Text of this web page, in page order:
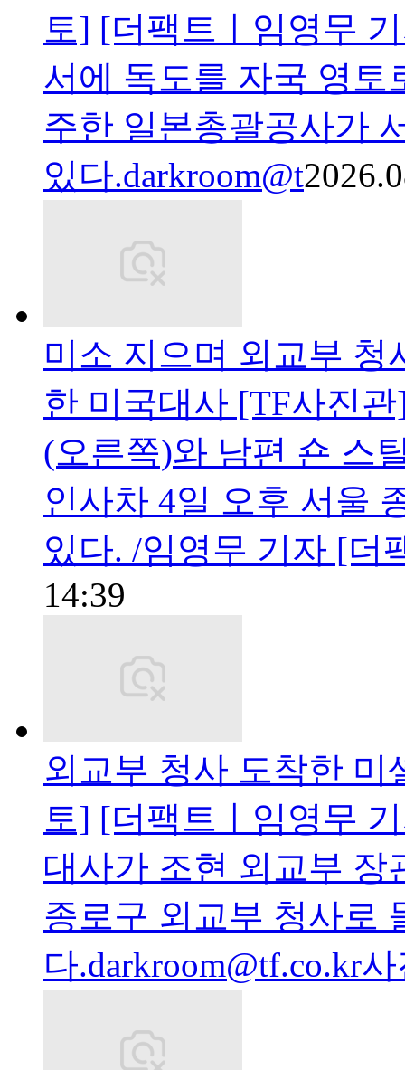
토] [더팩트ㅣ임영무
서에 독도를 자국 영토
주한 일본총괄공사가
있다.darkroom@t
미소 지으며 외교부 청
한 미국대사 [TF사진
(오른쪽)와 남편 숀 스
인사차 4일 오후 서울
있다. /임영무 기자 [더
14:39
외교부 청사 도착한
토] [더팩트ㅣ임영무
대사가 조현 외교부 장
종로구 외교부 청사로
다.darkroom@tf.co.kr